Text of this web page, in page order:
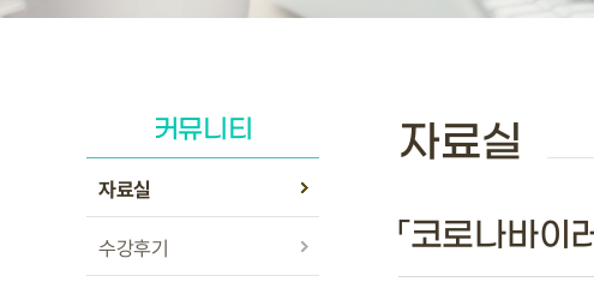
커뮤니티
자료실
수강후기
자료실
「코로나바